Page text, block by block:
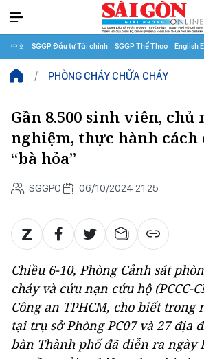
中文 SGGP Đầu tư Tài chính SGGP Thể Thao English
PHÒNG CHÁY CHỮA CHÁY
Gần 8.500 sinh viên,
nghiệm, thực hành cách
“bà hỏa”
SGGPO 06/10/2024 21:25
Chiều 6-10, Phòng Cảnh sát
cháy và cứu nạn cứu hộ (PCCC-
Công an TPHCM, cho biết trong
tại trụ sở Phòng PC07 và 27 địa
bàn Thành phố đã diễn ra ngày